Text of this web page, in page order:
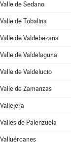
Valle de Sedano
Valle de Tobalina
Valle de Valdebezana
Valle de Valdelaguna
Valle de Valdelucio
Valle de Zamanzas
Vallejera
Valles de Palenzuela
Valluércanes